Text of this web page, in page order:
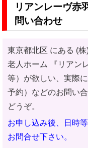
リアンレーヴ赤
問い合わせ
東京都北区 にある (
老人ホーム
『リアン
等）が欲しい、実際
予約）などのお問い
どうぞ。
お申し込み後、日時
お問合せ下さい。